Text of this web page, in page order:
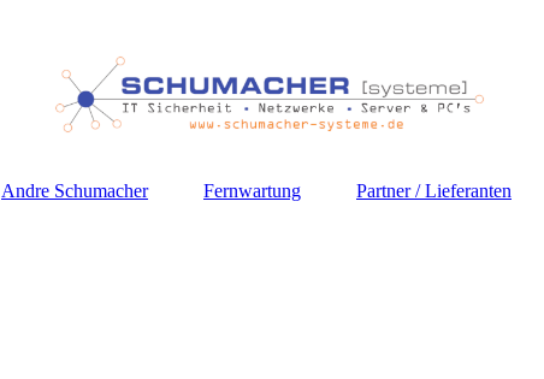
Andre Schumacher Fernwartung Partner / Lieferanten